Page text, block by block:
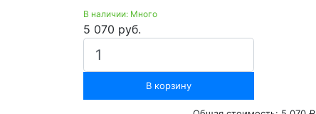
В наличии: Много
5 070 руб.
В корзину